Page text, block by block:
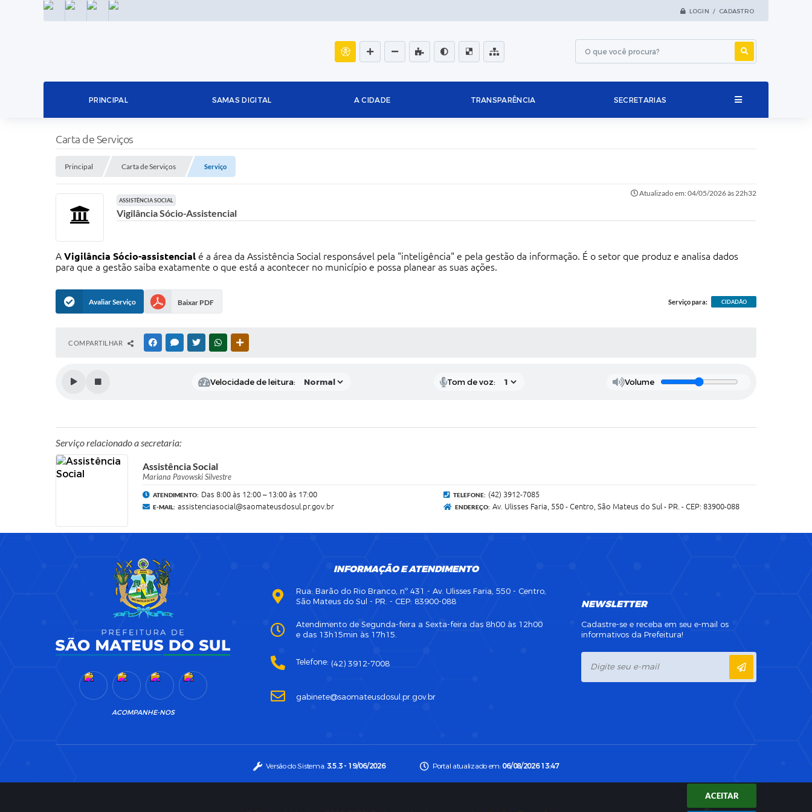
ACEITAR
LOGIN / CADASTRO
INSTAGRAMFACEBOOKLINKEDIN
PRINCIPAL SAMAS DIGITAL A CIDADE TRANSPARÊNCIA SECRETARIAS
Carta de Serviços
Principal Carta de Serviços Serviço
Atualizado em: 04/05/2026 às 22h32
ASSISTÊNCIA SOCIAL
Vigilância Sócio-Assistencial
A Vigilância Sócio-assistencial é a área da Assistência Social responsável pela "inteligência" e pela gestão da informação. É o setor que produz e analisa dados
para que a gestão saiba exatamente o que está a acontecer no município e possa planear as suas ações.
Avaliar Serviço Baixar PDF Serviço para: CIDADÃO
COMPARTILHAR FACEBOOKMESSENGER
TWITTERWHATSAPP
Velocidade de leitura: Tom de voz: Volume
Serviço relacionado a secretaria:
Assistência Social
Mariana Pavowski Silvestre
ATENDIMENTO: Das 8:00 às 12:00 – 13:00 às 17:00 TELEFONE: (42) 3912-7085
E-MAIL: assistenciasocial@saomateusdosul.pr.gov.br ENDEREÇO: Av. Ulisses Faria, 550 - Centro, São Mateus do Sul - PR. - CEP: 83900-088
ACOMPANHE-NOS
INFORMAÇÃO E ATENDIMENTO
Rua: Barão do Rio Branco, nº 431 - Av. Ulisses Faria, 550 - Centro,
São Mateus do Sul - PR. - CEP: 83900-088
Atendimento de Segunda-feira a Sexta-feira das 8h00 às 12h00
e das 13h15min às 17h15.
Telefone: (42) 3912-7008
gabinete@saomateusdosul.pr.gov.br
NEWSLETTER
Cadastre-se e receba em seu e-mail os
informativos da Prefeitura!
Versão do Sistema:3.5.3 - 19/06/2026 Portal atualizado em:06/08/2026 13:47